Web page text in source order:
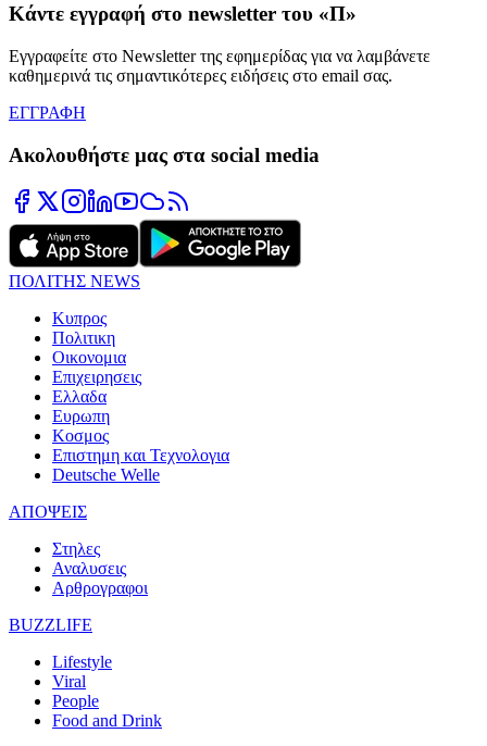
Κάντε εγγραφή στο newsletter του «Π»
Εγγραφείτε στο Newsletter της εφημερίδας για να λαμβάνετε
καθημερινά τις σημαντικότερες ειδήσεις στο email σας.
ΕΓΓΡΑΦΗ
Ακολουθήστε μας στα social media
ΠΟΛΙΤΗΣ NEWS
Κυπρος
Πολιτικη
Οικονομια
Επιχειρησεις
Ελλαδα
Ευρωπη
Κοσμος
Επιστημη και Τεχνολογια
Deutsche Welle
ΑΠΟΨΕΙΣ
Στηλες
Αναλυσεις
Αρθρογραφοι
BUZZLIFE
Lifestyle
Viral
People
Food and Drink